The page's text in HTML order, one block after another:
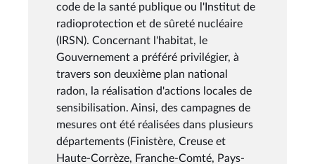
code de la santé publique ou l'Institut de
radioprotection et de sûreté nucléaire
(IRSN). Concernant l'habitat, le
Gouvernement a préféré privilégier, à
travers son deuxième plan national
radon, la réalisation d'actions locales de
sensibilisation. Ainsi, des campagnes de
mesures ont été réalisées dans plusieurs
départements (Finistère, Creuse et
Haute-Corrèze, Franche-Comté, Pays-